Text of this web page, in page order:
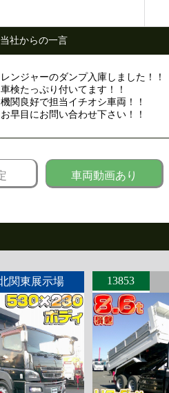
当社からの一言
レンジャーのダンプ入庫しました！！
車検たっぷり付いてます！！
機関良好で担当イチオシ車両！！
お早目にお問い合わせ下さい！！
車両動画あり
関東展示場 13853